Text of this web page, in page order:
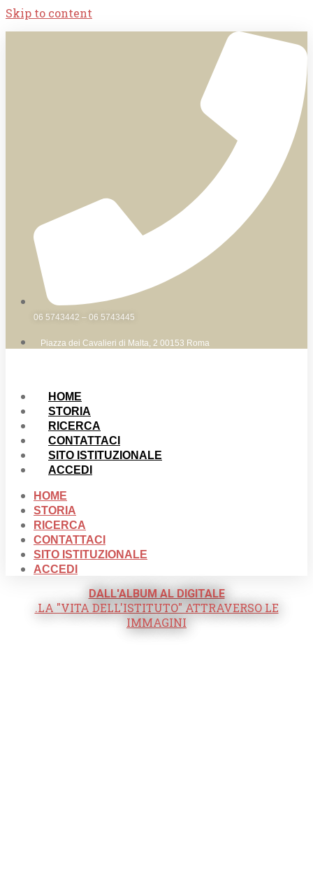
Skip to content
06 5743442 – 06 5743445
Piazza dei Cavalieri di Malta, 2 00153 Roma
HOME
STORIA
RICERCA
CONTATTACI
SITO ISTITUZIONALE
ACCEDI
HOME
STORIA
RICERCA
CONTATTACI
SITO ISTITUZIONALE
ACCEDI
DALL'ALBUM AL DIGITALE
.LA "VITA DELL'ISTITUTO" ATTRAVERSO LE
IMMAGINI